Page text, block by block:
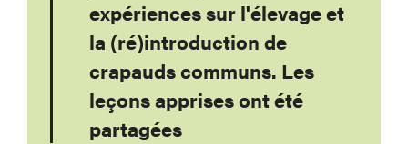
expériences sur l'élevage et
la (ré)introduction de
crapauds communs. Les
leçons apprises ont été
partagées